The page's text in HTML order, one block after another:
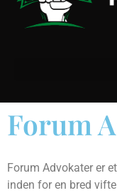
Forum
Forum Advokater er
inden for en bred